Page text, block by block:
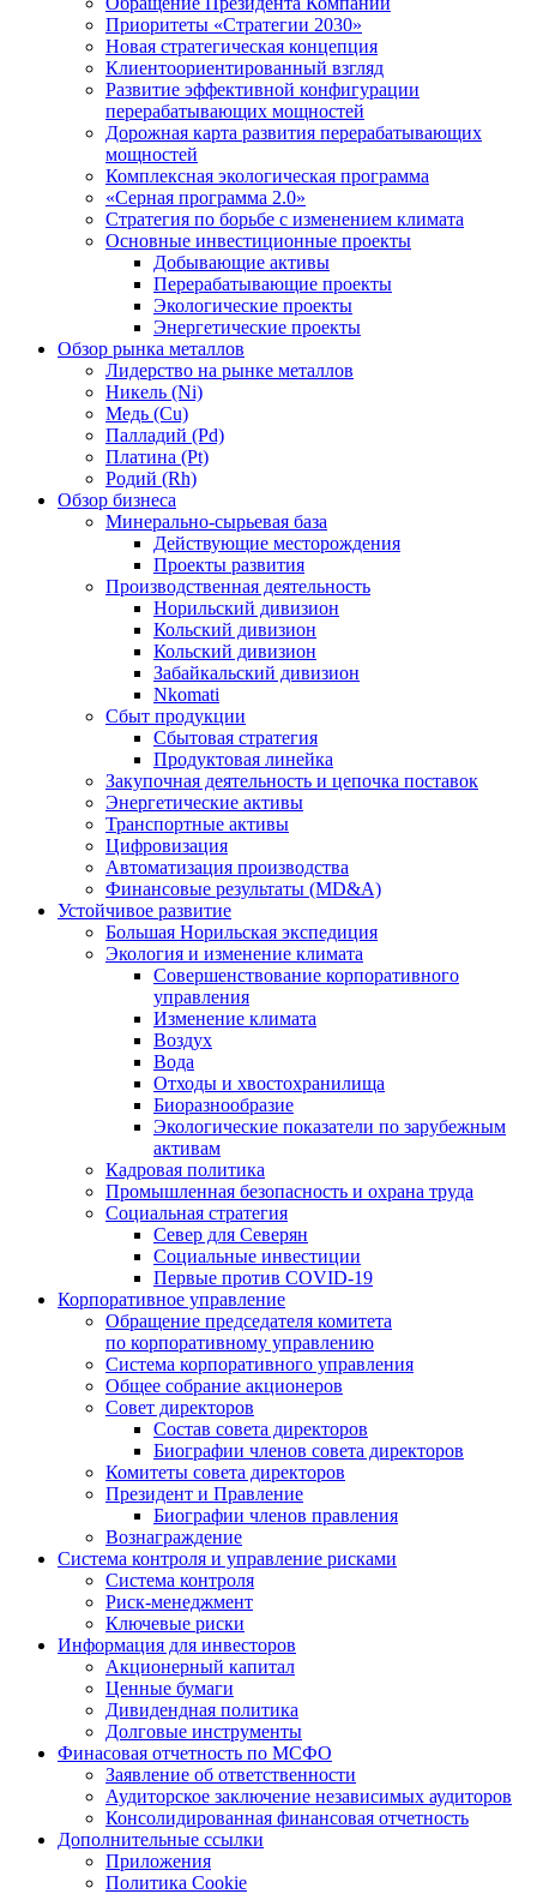
Приоритеты «Стратегии 2030»
Новая стратегическая концепция
Клиентоориентированный взгляд
Развитие эффективной конфигурации
перерабатывающих мощностей
Дорожная карта развития перерабатывающих
мощностей
Комплексная экологическая программа
«Серная программа 2.0»
Стратегия по борьбе с изменением климата
Основные инвестиционные проекты
Добывающие активы
Перерабатывающие проекты
Экологические проекты
Энергетические проекты
Обзор рынка металлов
Лидерство на рынке металлов
Никель (Ni)
Медь (Cu)
Палладий (Pd)
Платина (Pt)
Родий (Rh)
Обзор бизнеса
Минерально-сырьевая база
Действующие месторождения
Проекты развития
Производственная деятельность
Норильский дивизион
Кольский дивизион
Кольский дивизион
Забайкальский дивизион
Nkomati
Сбыт продукции
Сбытовая стратегия
Продуктовая линейка
Закупочная деятельность и цепочка поставок
Энергетические активы
Транспортные активы
Цифровизация
Автоматизация производства
Финансовые результаты (MD&A)
Устойчивое развитие
Большая Норильская экспедиция
Экология и изменение климата
Совершенствование корпоративного
управления
Изменение климата
Воздух
Вода
Отходы и хвостохранилища
Биоразнообразие
Экологические показатели по зарубежным
активам
Кадровая политика
Промышленная безопасность и охрана труда
Социальная стратегия
Север для Северян
Социальные инвестиции
Первые против COVID‑19
Корпоративное управление
Обращение председателя комитета
по корпоративному управлению
Система корпоративного управления
Общее собрание акционеров
Совет директоров
Состав совета директоров
Биографии членов совета директоров
Комитеты совета директоров
Президент и Правление
Биографии членов правления
Вознаграждение
Система контроля и управление рисками
Система контроля
Риск-менеджмент
Ключевые риски
Информация для инвесторов
Акционерный капитал
Ценные бумаги
Дивидендная политика
Долговые инструменты
Финасовая отчетность по МСФО
Заявление об ответственности
Аудиторское заключение независимых аудиторов
Консолидированная финансовая отчетность
Дополнительные ссылки
Приложения
Политика Cookie